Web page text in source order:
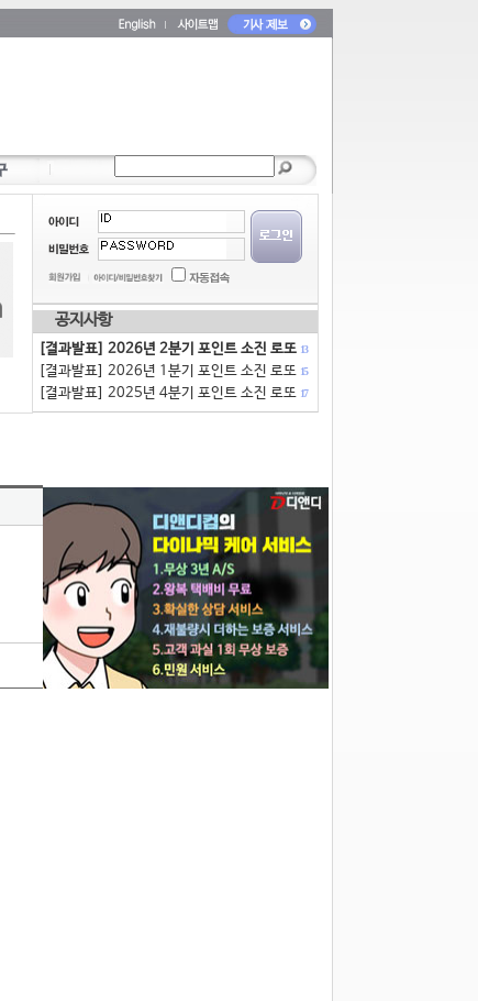
공지사항
[결과발표] 2026년 2분기 포인트 소진 로또 13
[결과발표] 2026년 1분기 포인트 소진 로또 15
[결과발표] 2025년 4분기 포인트 소진 로또 17